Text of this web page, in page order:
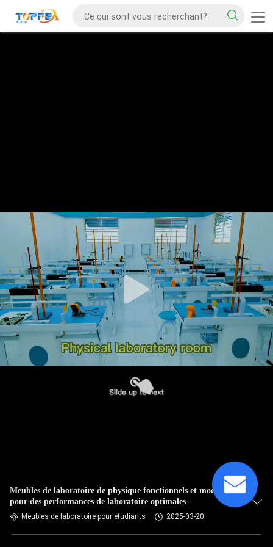
Meubles de laboratoire de physique fonctionnels et modernes
pour des performances de laboratoire optimales
Meubles de laboratoire pour étudiants 2025-03-20